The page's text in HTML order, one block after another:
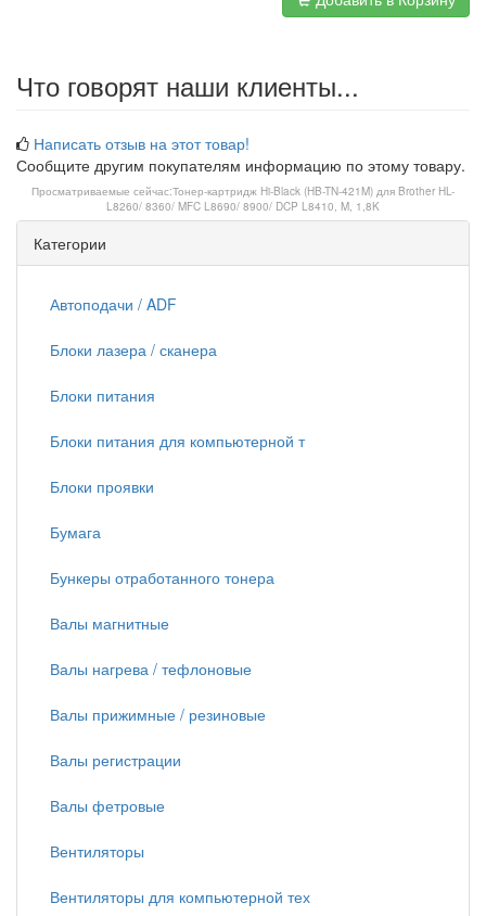
Что говорят наши клиенты...
Написать отзыв на этот товар!
Сообщите другим покупателям информацию по этому товару.
Просматриваемые сейчас:Тонер-картридж Hi-Black (HB-TN-421M) для Brother HL-
L8260/ 8360/ MFC L8690/ 8900/ DCP L8410, M, 1,8K
Категории
Автоподачи / ADF
Блоки лазера / сканера
Блоки питания
Блоки питания для компьютерной т
Блоки проявки
Бумага
Бункеры отработанного тонера
Валы магнитные
Валы нагрева / тефлоновые
Валы прижимные / резиновые
Валы регистрации
Валы фетровые
Вентиляторы
Вентиляторы для компьютерной тех